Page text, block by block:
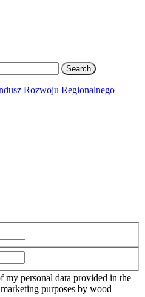
Rozwoju Regionalnego
my personal data provided in the
purposes by wood